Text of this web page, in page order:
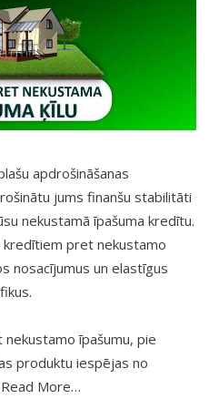
apdrošināšanas
jums finanšu stabilitāti
nekustamā īpašuma kredītu.
kredītiem pret nekustamo
nosacījumus un elastīgus
īpašumu, pie
produktu iespējas no
More…